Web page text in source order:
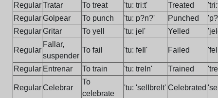
RegularTratar To treat 'tu: tri:t' Treated
RegularGolpear To punch 'tu: p?n?' Punched
RegularGritar To yell 'tu: jel' Yelled
Regular
Fallar,
suspender
To fail 'tu: feIl' Failed
Regular Entrenar To train 'tu: treIn' Trained
RegularCelebrar
To
celebrate
'tu: 'selIbreIt' Celebrated